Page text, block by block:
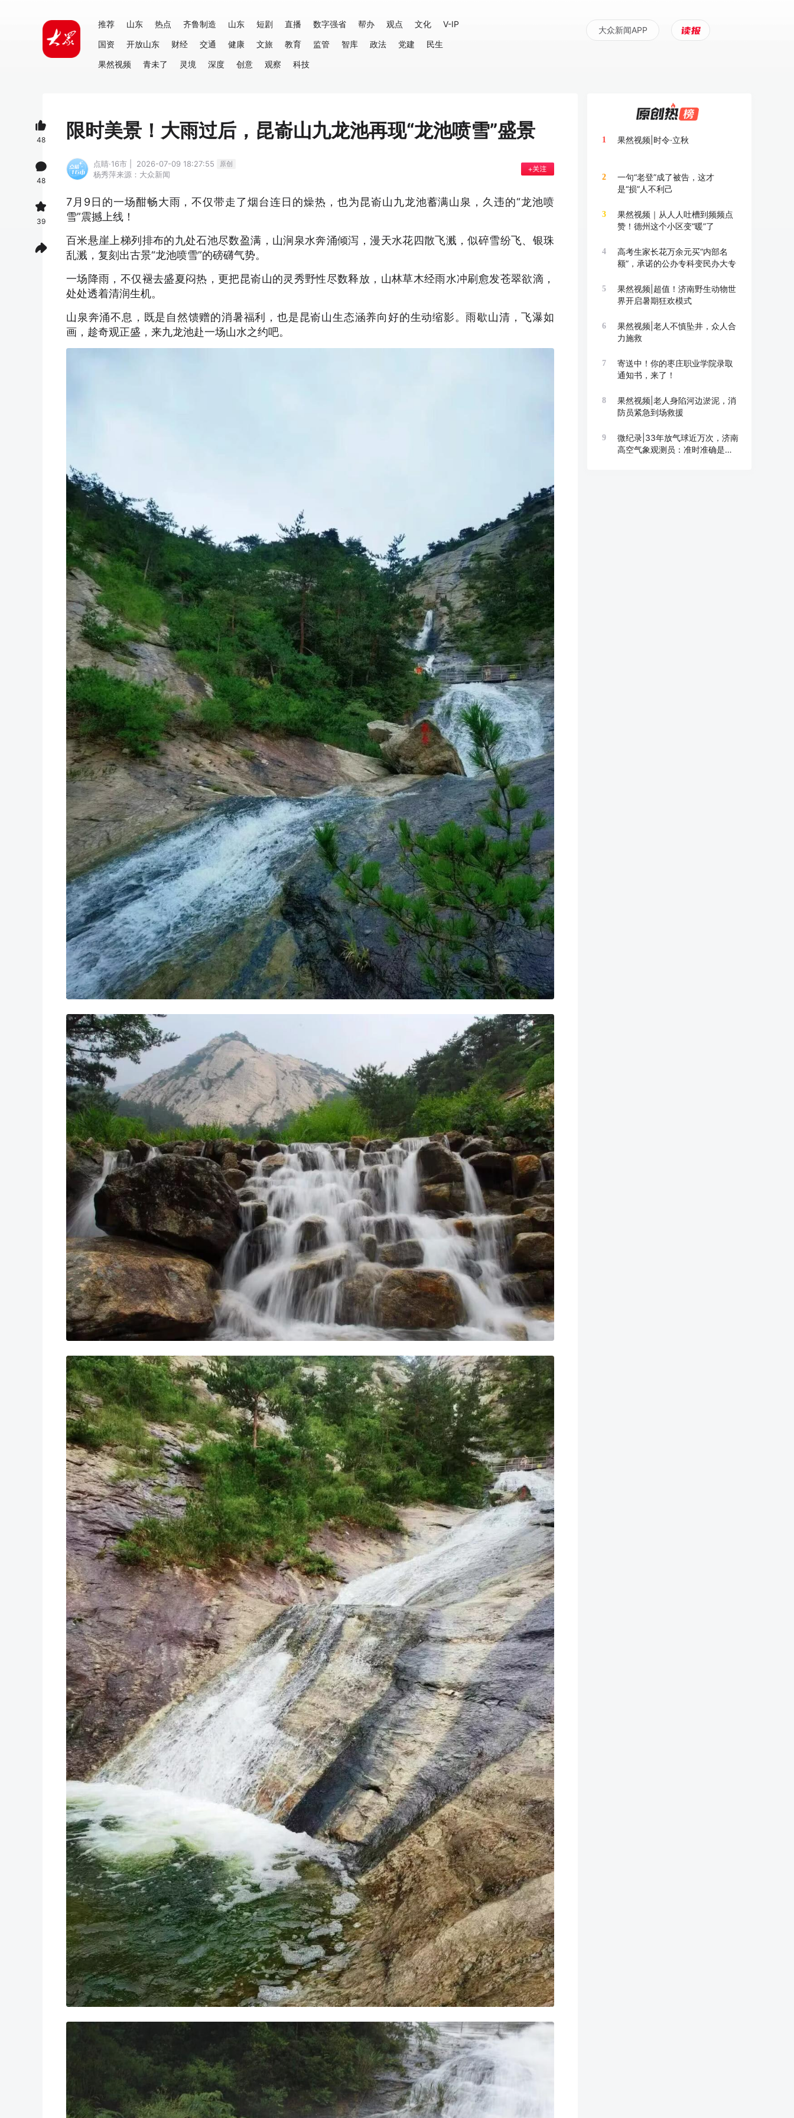
推荐 山东 热点 齐鲁制造 山东 短剧 直播 数字强省 帮办 观点 文化
V-IP
国资
开放山东 财经 交通 健康 文旅 教育 监管 智库 政法 党建
民生
果然视频
青未了 灵境 深度 创意 观察 科技
大众新闻APP
限时美景！大雨过后，昆嵛山九龙池再现“龙池喷雪”盛景
点睛·16市 | 2026-07-09 18:27:55 原创
杨秀萍来源：大众新闻
7月9日的一场酣畅大雨，不仅带走了烟台连日的燥热，也为昆嵛山九龙池蓄满山泉，久违的“龙池喷
雪”震撼上线！
百米悬崖上梯列排布的九处石池尽数盈满，山涧泉水奔涌倾泻，漫天水花四散飞溅，似碎雪纷飞、银珠
乱溅，复刻出古景“龙池喷雪”的磅礴气势。
一场降雨，不仅褪去盛夏闷热，更把昆嵛山的灵秀野性尽数释放，山林草木经雨水冲刷愈发苍翠欲滴，
处处透着清润生机。
山泉奔涌不息，既是自然馈赠的消暑福利，也是昆嵛山生态涵养向好的生动缩影。雨歇山清，飞瀑如
画，趁奇观正盛，来九龙池赴一场山水之约吧。
48
48
39
1 果然视频|时令·立秋
2
一句“老登”成了被告，这才
是“损”人不利己
3
果然视频｜从人人吐槽到频频点
赞！德州这个小区变“暖”了
4
高考生家长花万余元买“内部名
额”，承诺的公办专科变民办大专
5
果然视频|超值！济南野生动物世
界开启暑期狂欢模式
6
果然视频|老人不慎坠井，众人合
力施救
7
寄送中！你的枣庄职业学院录取
通知书，来了！
8
果然视频|老人身陷河边淤泥，消
防员紧急到场救援
9
微纪录|33年放气球近万次，济南
高空气象观测员：准时准确是底